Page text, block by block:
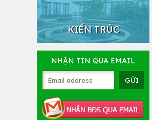
KIẾN TRÚC
NHẬN TIN QUA EMAIL